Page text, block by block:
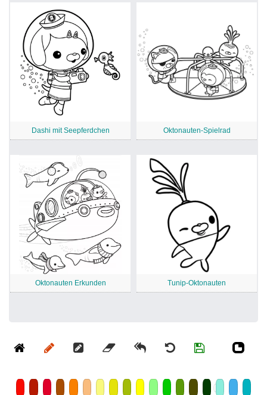
Dashi mit Seepferdchen Oktonauten-Spielrad
Oktonauten Erkunden Tunip-Oktonauten